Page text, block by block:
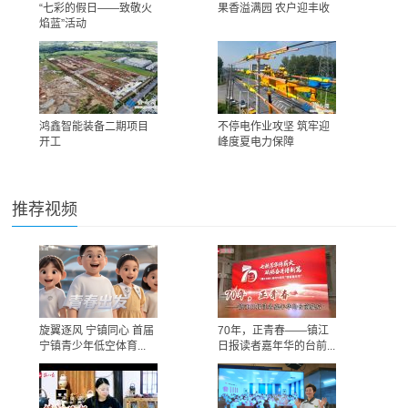
“七彩的假日——致敬火
焰蓝”活动
果香溢满园 农户迎丰收
鸿鑫智能装备二期项目
开工
不停电作业攻坚 筑牢迎
峰度夏电力保障
推荐视频
旋翼逐风 宁镇同心 首届
宁镇青少年低空体育...
70年，正青春——镇江
日报读者嘉年华的台前...